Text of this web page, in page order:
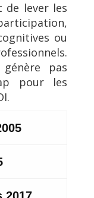
de lever les
ou
génère pas
pour les